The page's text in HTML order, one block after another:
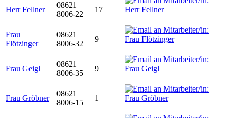
Herr Fellner
08621
8006-22
17
Frau
Flötzinger
08621
8006-32
9
Frau Geigl
08621
8006-35
9
Frau Gröbner
08621
8006-15
1